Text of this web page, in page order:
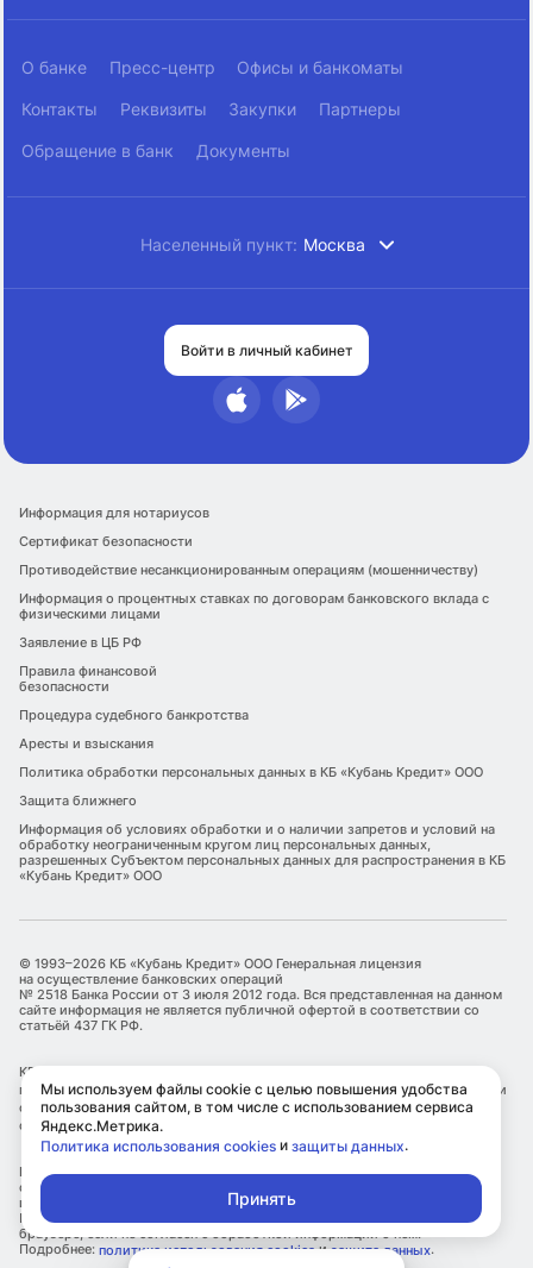
Мы используем файлы cookie с целью повышения удобства
пользования сайтом, в том числе с использованием сервиса
Яндекс.Метрика.
Политика использования cookies и защиты данных.
Принять
О банке Пресс-центр Офисы и банкоматы
Контакты Реквизиты Закупки Партнеры
Обращение в банк Документы
Населенный пункт: Москва
Войти в личный кабинет
Информация для нотариусов
Сертификат безопасности
Противодействие несанкционированным операциям (мошенничеству)
Информация о процентных ставках по договорам банковского вклада с
физическими лицами
Заявление в ЦБ РФ
Правила финансовой
безопасности
Процедура судебного банкротства
Аресты и взыскания
Политика обработки персональных данных в КБ «Кубань Кредит» ООО
Защита ближнего
Информация об условиях обработки и о наличии запретов и условий на
обработку неограниченным кругом лиц персональных данных,
разрешенных Субъектом персональных данных для распространения в КБ
«Кубань Кредит» ООО
© 1993–2026 КБ «Кубань Кредит» ООО Генеральная лицензия
на осуществление банковских операций
№ 2518 Банка России от 3 июля 2012 года. Вся представленная на данном
сайте информация не является публичной офертой в соответствии со
статьёй 437 ГК РФ.
КБ «Кубань Кредит» ООО является оператором по обработке
персональных данных. Информация об обработке персональных данных и
сведения о реализуемых требованиях к защите персональных данных
отражены в Политике обработки персональных данных.
КБ «Кубань Кредит» ООО использует файлы cookie с целью улучшения
сервисов и повышения удобства пользования сайтом, в том числе с
использованием метрических сервисов Яндекс.Метрика.
Посетитель самостоятельно может ограничить использование cookie в
браузере, если не согласен с обработкой информации о нем.
Подробнее: политика использования cookiesизащита данных.